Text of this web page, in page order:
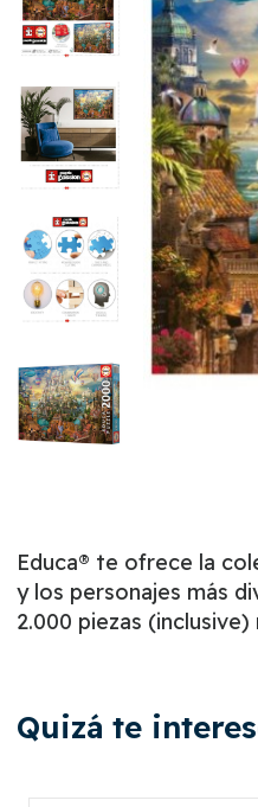
Educa® te ofrece la
y los personajes más
2.000 piezas
Quizá te